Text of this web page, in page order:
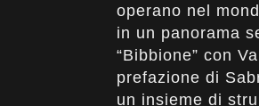
operano nel
in un panorama
“Bibbione” con
prefazione di
un insieme di